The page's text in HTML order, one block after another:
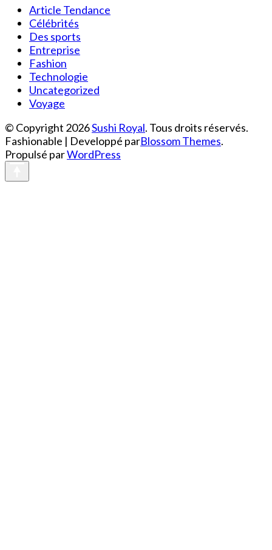
Article Tendance
Célébrités
Des sports
Entreprise
Fashion
Technologie
Uncategorized
Voyage
© Copyright 2026Sushi Royal. Tous droits réservés.
Fashionable | Developpé parBlossom Themes.
Propulsé parWordPress